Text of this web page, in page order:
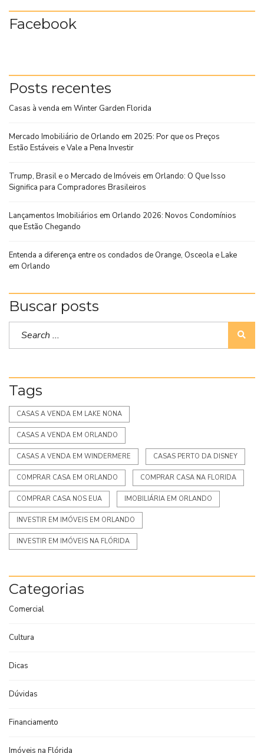
Facebook
Posts recentes
Casas à venda em Winter Garden Florida
Mercado Imobiliário de Orlando em 2025: Por que os Preços
Estão Estáveis e Vale a Pena Investir
Trump, Brasil e o Mercado de Imóveis em Orlando: O Que Isso
Significa para Compradores Brasileiros
Lançamentos Imobiliários em Orlando 2026: Novos Condomínios
que Estão Chegando
Entenda a diferença entre os condados de Orange, Osceola e Lake
em Orlando
Buscar posts
Tags
CASAS A VENDA EM LAKE NONA
CASAS A VENDA EM ORLANDO
CASAS A VENDA EM WINDERMERE CASAS PERTO DA DISNEY
COMPRAR CASA EM ORLANDO COMPRAR CASA NA FLORIDA
COMPRAR CASA NOS EUA IMOBILIÁRIA EM ORLANDO
INVESTIR EM IMÓVEIS EM ORLANDO
INVESTIR EM IMÓVEIS NA FLÓRIDA
Categorias
Comercial
Cultura
Dicas
Dúvidas
Financiamento
Imóveis na Flórida